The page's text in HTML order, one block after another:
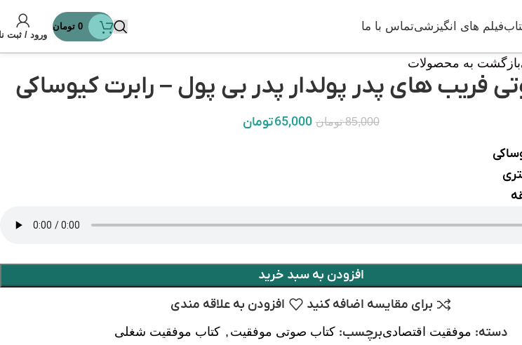
فیلم های انگیزشیتماس با ما 0 تومان
ورود / ثبت
بازگشت به محصولات
فریب های پدر پولدار پدر بی پول – رابرت کیوساکی
85,000 تومان 65,000تومان
افزودن به سبد خرید
برای مقایسه اضافه کنید
افزودن به علاقه مندی
دسته: موفقیت اقتصادیبرچسب: کتاب صوتی موفقیت , کتاب موفقیت شغلی